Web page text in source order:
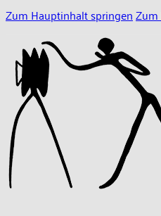
Zum Hauptinhalt springen